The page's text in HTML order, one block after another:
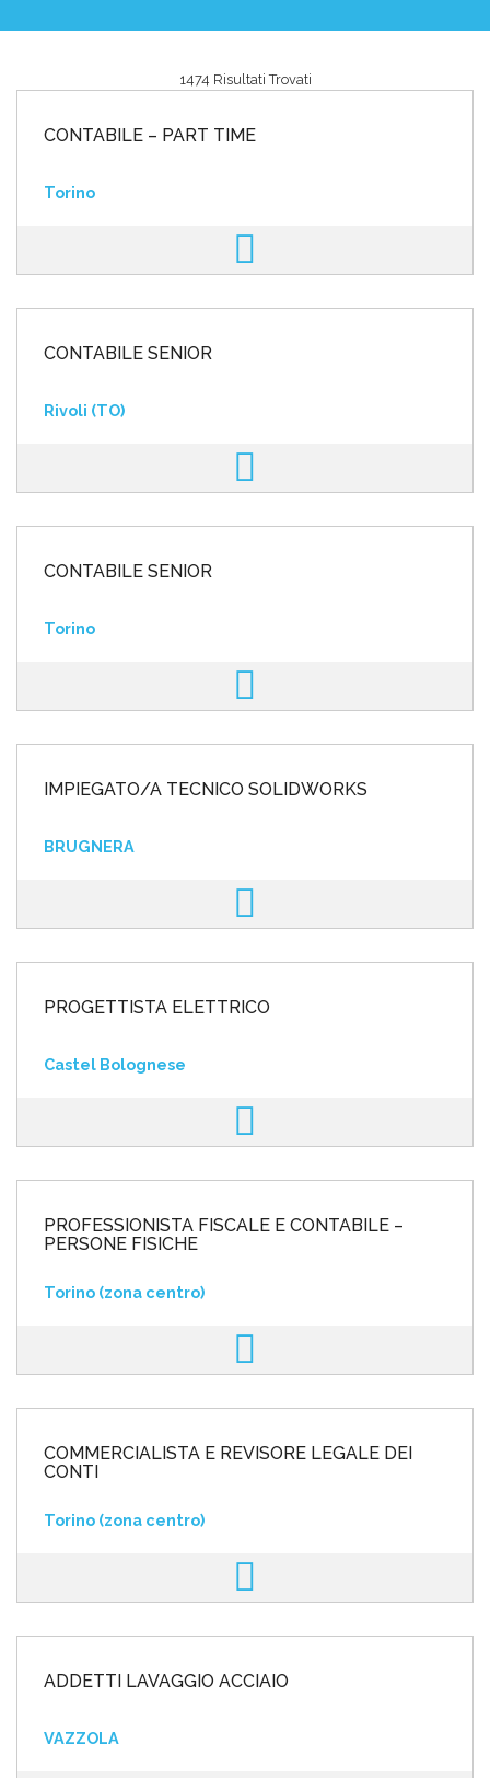
INVIA CV
1474 Risultati Trovati
CONTABILE – PART TIME
Torino
CONTABILE SENIOR
Rivoli (TO)
CONTABILE SENIOR
Torino
IMPIEGATO/A TECNICO SOLIDWORKS
BRUGNERA
PROGETTISTA ELETTRICO
Castel Bolognese
PROFESSIONISTA FISCALE E CONTABILE –
PERSONE FISICHE
Torino (zona centro)
COMMERCIALISTA E REVISORE LEGALE DEI
CONTI
Torino (zona centro)
ADDETTI LAVAGGIO ACCIAIO
VAZZOLA